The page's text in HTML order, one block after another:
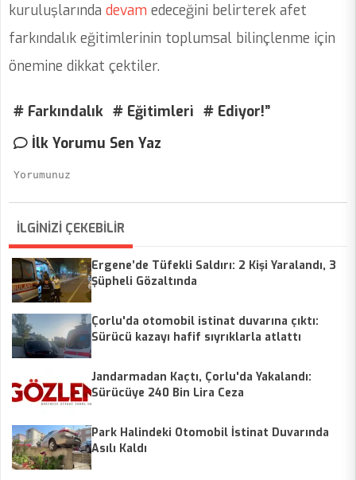
kuruluşlarında devam edeceğini belirterek afet
farkındalık eğitimlerinin toplumsal bilinçlenme için
önemine dikkat çektiler.
# Farkındalık # Eğitimleri # Ediyor!”
İlk Yorumu Sen Yaz
İLGİNİZİ ÇEKEBİLİR
Ergene’de Tüfekli Saldırı: 2 Kişi Yaralandı, 3
Şüpheli Gözaltında
Çorlu'da otomobil istinat duvarına çıktı:
Sürücü kazayı hafif sıyrıklarla atlattı
Jandarmadan Kaçtı, Çorlu'da Yakalandı:
Sürücüye 240 Bin Lira Ceza
Park Halindeki Otomobil İstinat Duvarında
Asılı Kaldı